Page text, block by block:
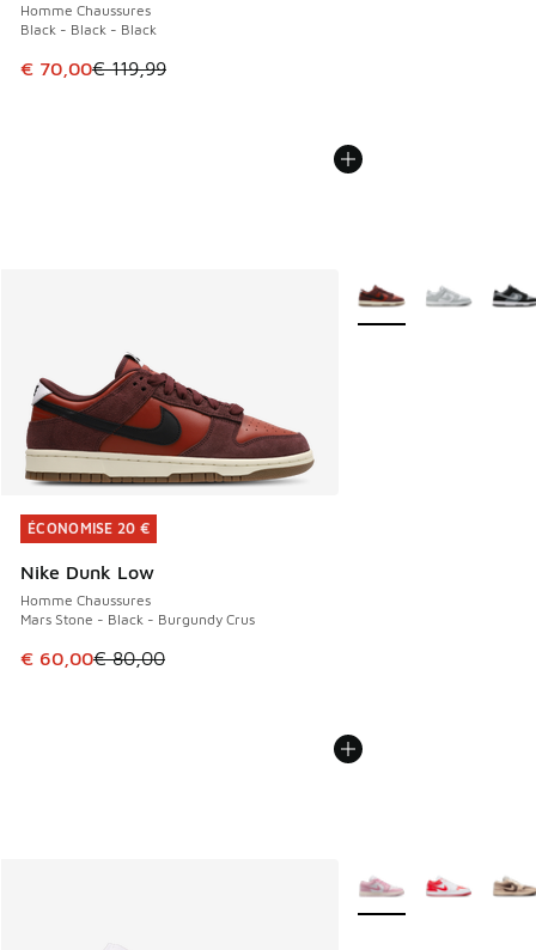
Homme Chaussures
Black - Black - Black
Cet article est en promotion. Prix en baisse de € 119,99 à
€ 70,00€ 119,99
ÉCONOMISE 20 €
Nike Dunk Low
Homme Chaussures
Mars Stone - Black - Burgundy Crus
Cet article est en promotion. Prix en baisse de € 80,00 à
€ 60,00€ 80,00
ÉCONOMISE 20 €
Plus de couleurs
Plus de couleurs